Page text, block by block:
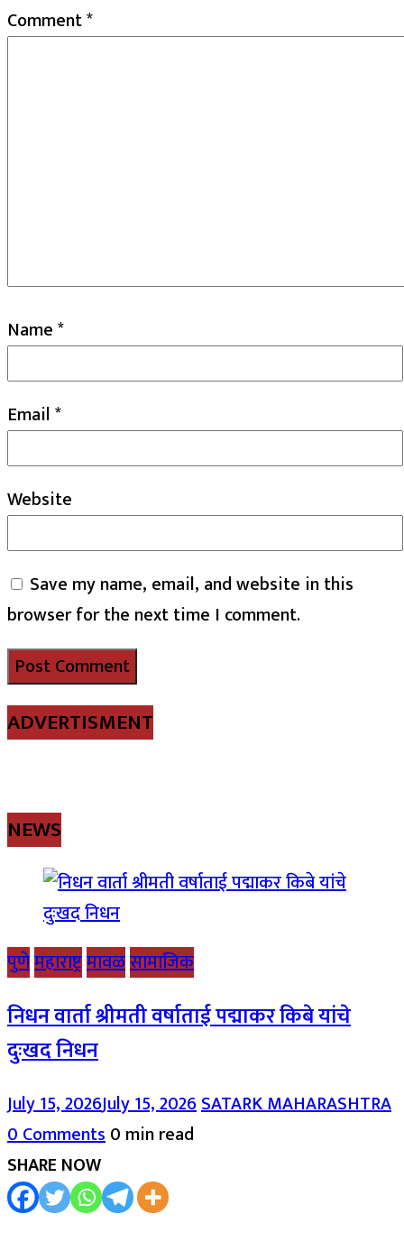
Comment*
Name*
Email*
Website
Save my name, email, and website in this
browser for the next time I comment.
ADVERTISMENT
NEWS
पुणेमहाराष्ट्रमावळसामाजिक
निधन वार्ता श्रीमती वर्षाताई पद्माकर किबे यांचे
दुःखद निधन
July 15, 2026July 15, 2026SATARK MAHARASHTRA
0 Comments0 min read
SHARE NOW